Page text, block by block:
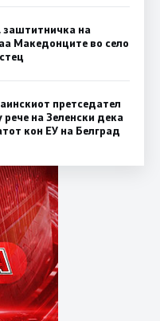
заштитничка на
Македонците во село
претседател
рече на Зеленски дека
кон ЕУ на Белград